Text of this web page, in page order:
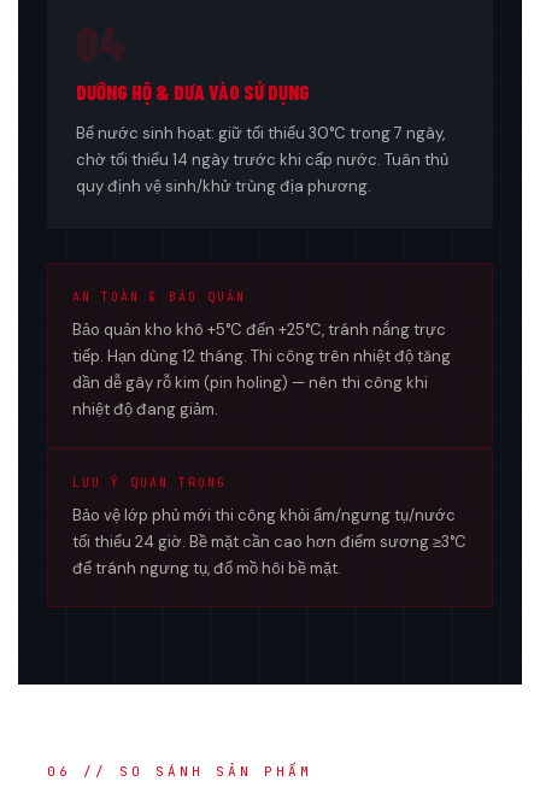
04
DƯỠNG HỘ & ĐƯA VÀO SỬ DỤNG
Bể nước sinh hoạt: giữ tối thiểu 30°C trong 7 ngày,
chờ tối thiểu 14 ngày trước khi cấp nước. Tuân thủ
quy định vệ sinh/khử trùng địa phương.
AN TOÀN & BẢO QUẢN
Bảo quản kho khô +5°C đến +25°C, tránh nắng trực
tiếp. Hạn dùng 12 tháng. Thi công trên nhiệt độ tăng
dần dễ gây rỗ kim (pin holing) — nên thi công khi
nhiệt độ đang giảm.
LƯU Ý QUAN TRỌNG
Bảo vệ lớp phủ mới thi công khỏi ẩm/ngưng tụ/nước
tối thiểu 24 giờ. Bề mặt cần cao hơn điểm sương ≥3°C
để tránh ngưng tụ, đổ mồ hôi bề mặt.
06 // SO SÁNH SẢN PHẨM